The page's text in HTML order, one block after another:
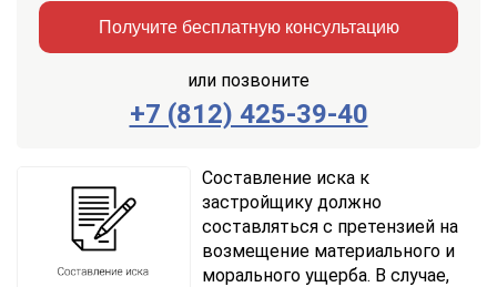
Получите бесплатную консультацию
или позвоните
+7 (812) 425-39-40
Заказать
Отправляя
данные,
Вы
соглашаетесь
Составление иска к
застройщику должно
составляться с претензией на
возмещение материального и
морального ущерба. В случае,